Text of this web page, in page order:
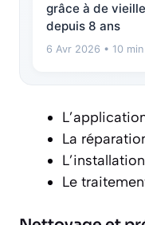
grâce à de
depuis 8 ans
6 Avr 2026 • 10
La
Le